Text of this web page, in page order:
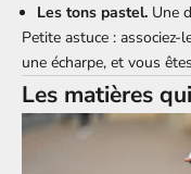
Les tons pastel. Une
Petite astuce : associez-
une écharpe, et vous
Les matières